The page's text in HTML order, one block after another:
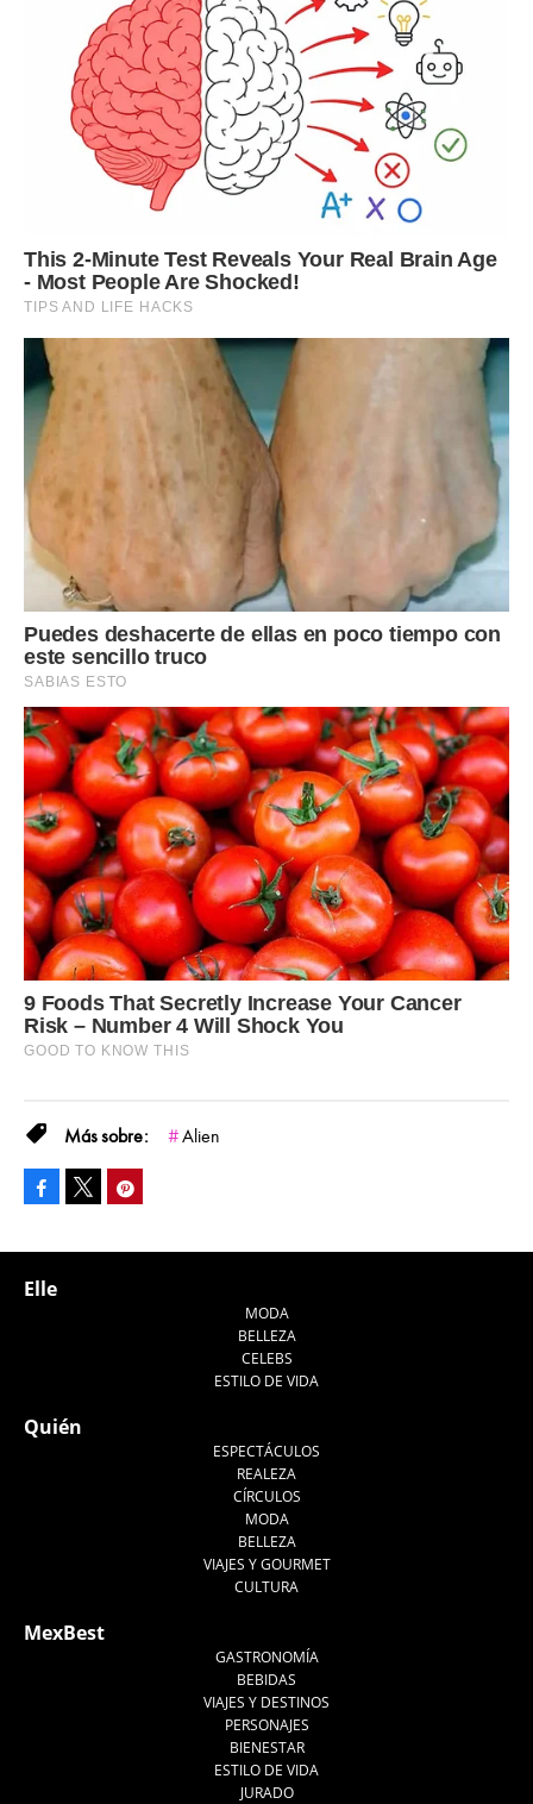
Alien
Facebook
Elle
MODA
BELLEZA
CELEBS
ESTILO DE VIDA
Quién
ESPECTÁCULOS
REALEZA
CÍRCULOS
MODA
BELLEZA
VIAJES Y GOURMET
CULTURA
MexBest
GASTRONOMÍA
BEBIDAS
VIAJES Y DESTINOS
PERSONAJES
BIENESTAR
ESTILO DE VIDA
JURADO